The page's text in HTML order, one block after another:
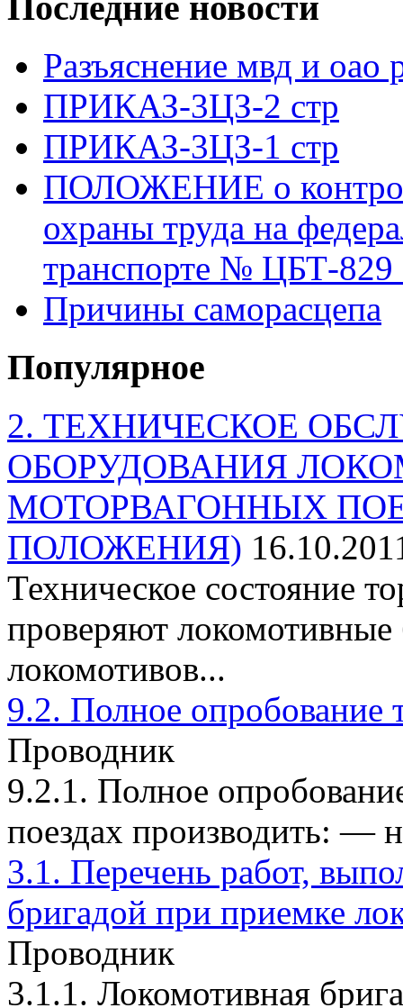
Разъяснение мвд и оао
ПРИКАЗ-3ЦЗ-2 стр
ПРИКАЗ-3ЦЗ-1 стр
ПОЛОЖЕНИЕ о
охраны труда на
транспорте № ЦБТ-829
Причины саморасцепа
Популярное
2. ТЕХНИЧЕСКОЕ
ОБОРУДОВАНИЯ
МОТОРВАГОННЫХ
ПОЛОЖЕНИЯ)
Техническое состояние
проверяют
локомотивов...
9.2. Полное опробование
Проводник
9.2.1. Полное
поездах производить: —
3.1. Перечень работ,
бригадой при приемке
Проводник
3.1.1. Локомотивная